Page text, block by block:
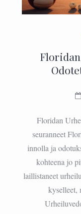
Floridan
seuranneet
innolla ja
kohteena jo
laillistaneet
kyselleet,